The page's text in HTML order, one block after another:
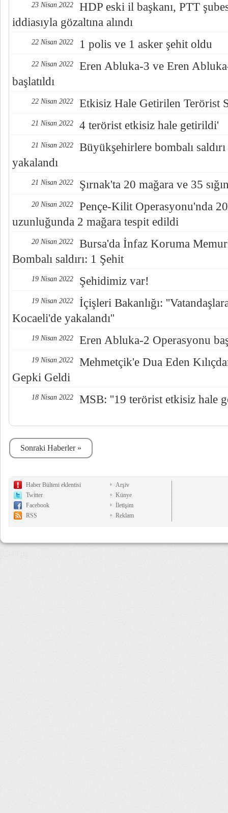
23 Nisan 2022
HDP eski il başkanı, PTT
iddiasıyla gözaltına alındı
22 Nisan 2022 1 polis ve 1 asker şehit oldu
22 Nisan 2022
Eren Abluka-3 ve Eren
başlatıldı
22 Nisan 2022 Etkisiz Hale Getirilen Terörist
21 Nisan 2022 4 terörist etkisiz hale getirildi'
21 Nisan 2022
Büyükşehirlere bombalı
yakalandı
21 Nisan 2022 Şırnak'ta 20 mağara ve 35
20 Nisan 2022
Pençe-Kilit Operasyonu'nda
uzunluğunda 2 mağara tespit edildi
20 Nisan 2022
Bursa'da İnfaz Koruma
Bombalı saldırı: 1 Şehit
19 Nisan 2022 Şehidimiz var!
19 Nisan 2022
İçişleri Bakanlığı:
Kocaeli'de yakalandı''
19 Nisan 2022 Eren Abluka-2 Operasyonu
19 Nisan 2022
Mehmetçik'e Dua Eden
Gepki Geldi
18 Nisan 2022 MSB: ''19 terörist etkisiz hale
Sonraki Haberler »
Haber Bülteni eklentisi
Twitter
Facebook
RSS
Arşiv
Künye
İletişim
Reklam